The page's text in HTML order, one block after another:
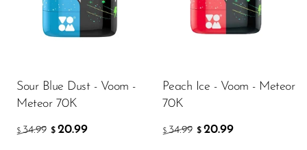
Olit Hookah
Orion
Pachamama
Sour Blue Dust - Voom -
Meteor 70K
$ 34.99 $ 20.99
Peach Ice - Voom - Meteor
70K
$ 34.99 $ 20.99